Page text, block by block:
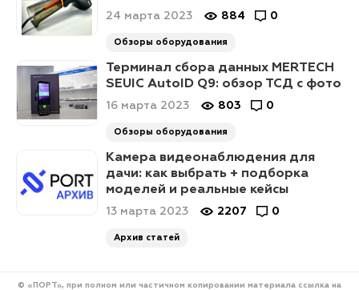
24 марта 2023 884 0
Обзоры оборудования
Терминал сбора данных MERTECH
SEUIC AutoID Q9: обзор ТСД с фото
16 марта 2023 803 0
Обзоры оборудования
Камера видеонаблюдения для
дачи: как выбрать + подборка
моделей и реальные кейсы
13 марта 2023 2207 0
Архив статей
© «ПОРТ», при полном или частичном копировании материала ссылка на